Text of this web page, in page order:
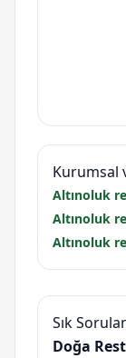
Kurumsal
Altınoluk
Altınoluk
Altınoluk
Sık
Doğa